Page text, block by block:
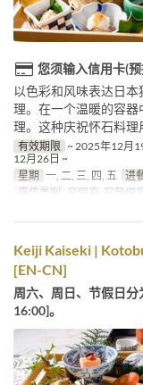
您须输入信用卡(预
以色彩和风味表达日
理。在一个温暖的容
理。这种庆祝怀石料理
有效期限 ~ 2025年12月
12月26日 ~
星期 一, 二, 三, 四, 五 进
座位类别 窓個室, 窓無個
Keiji Kaiseki |
[EN-CN]
周六、周日、节假日
16:00]。